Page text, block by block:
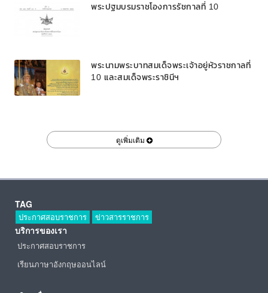
พระปฐมบรมราชโองการรัชกาลที่ 10
พระนามพระบาทสมเด็จพระเจ้าอยู่หัวราชกาลที่
10 และสมเด็จพระราชินีฯ
ดูเพิ่มเติม
TAG
ประกาศสอบราชการ ข่าวสารราชการ
บริการของเรา
ประกาศสอบราชการ
เรียนภาษาอังกฤษออนไลน์